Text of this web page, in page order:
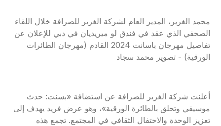
محمد الغرير، المدير العام لشركة الغرير للصرافة خلال اللقاء
الصحفي الذي عقد في فندق لو ميريديان في دبي للإعلان عن
تفاصيل مهرجان باسانت 2024 القادم (مهرجان الطائرات
الورقية) - تصوير محمد سجاد
أعلنت شركة الغرير للصرافة عن استضافة «بسنت: حدث
موسيقي وتحلق بالطائرة الورقية»، وهو عرض فريد يهدف إلى
تعزيز الوحدة والاحتفال الثقافي في المجتمع. تجمع هذه